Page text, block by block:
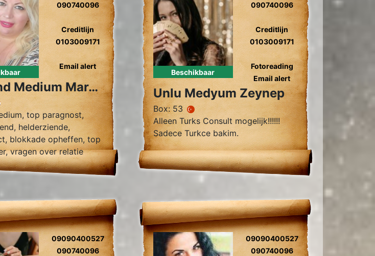
090740096
Creditlijn
0103009171
Email alert
Allround Medium Margreta
top paragnost,
helderziende,
blokkade opheffen, top
vragen over relatie
zielsrelaties, en toekomst
2024
Beschikbaar
090740096
Creditlijn
0103009171
Fotoreading
Email alert
Unlu Medyum Zeynep
Box: 53
Alleen Turks Consult mogelijk!!!!!!
Sadece Turkce bakim.
09090400527
090740096
09090400527
090740096